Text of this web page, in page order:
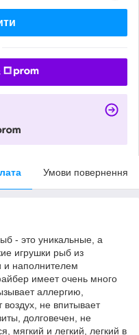
Умови повернення
- это уникальные, а
игрушки рыб из
и наполнителем
имеет очень много
аллергию,
воздух, не впитывает
долговечен, не
мягкий и легкий, легкий в